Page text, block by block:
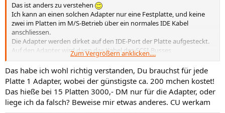
Das ist anders zu verstehen
Ich kann an einen solchen Adapter nur eine Festplatte, und keine
zwei im Platten im M/S-Betrieb über ein normales IDE Kabel
anschliessen.
Die Adapter werden dirket auf den IDE-Port der Platte aufgesteckt.
Auf den Adapter wird dann das Kabel des SCSI-Busses
draufgesteckt. Und die SCSI-Kabel haben bekanntlich bis zu 16
Anschlüssse ...
Somit können an ein U2W System 15 Adapter angeschlossen
werden, und über die Adapter 15 IDE-Plättchen.
Zum Vergrößern anklicken....
Das habe ich wohl richtig verstanden, Du brauchst für jede
Platte 1 Adapter, wobei der günstigste ca. 200 mchen kostet!
Das hieße bei 15 Platten 3000,- DM nur für die Adapter, oder
liege ich da falsch? Beweise mir etwas anderes. CU werkam